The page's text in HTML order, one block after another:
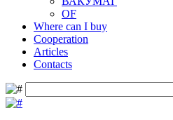
OF
Where can I buy
Cooperation
Articles
Contacts